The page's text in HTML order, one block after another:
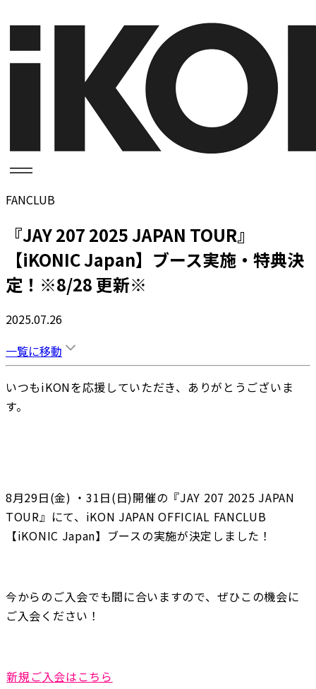
FANCLUB
『JAY 207 2025 JAPAN TOUR』
【iKONIC Japan】ブース実施・特典決
定！※8/28 更新※
2025.07.26
一覧に移動
いつもiKONを応援していただき、ありがとうございま
す。
8月29日(金) ・31日(日)開催の『JAY 207 2025 JAPAN
TOUR』にて、iKON JAPAN OFFICIAL FANCLUB
【iKONIC Japan】ブースの実施が決定しました！
今からのご入会でも間に合いますので、ぜひこの機会に
ご入会ください！
新規ご入会はこちら